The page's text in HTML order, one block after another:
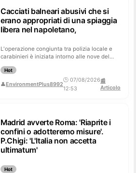
Cacciati balneari abusivi che si
erano appropriati di una spiaggia
libera nel napoletano,
L'operazione congiunta tra polizia locale e
carabinieri è iniziata intorno alle nove del
Hot
👤EnvironmentPlus8992
🕒 07/08/2026
12:53
📰
Articolo
Madrid avverte Roma: 'Riaprite i
confini o adotteremo misure'.
P.Chigi: 'L'Italia non accetta
ultimatum'
Hot